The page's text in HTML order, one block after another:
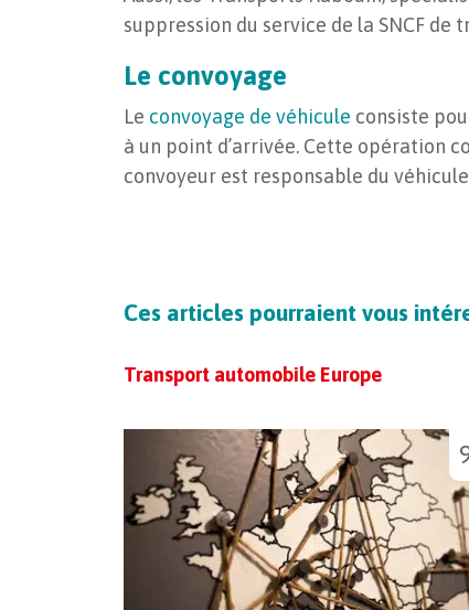
suppression du service de la SNCF
Le convoyage
Le convoyage de véhicule consiste
à un point d’arrivée. Cette opération
convoyeur est responsable du
Ces articles pourraient vous
Transport automobile Europe